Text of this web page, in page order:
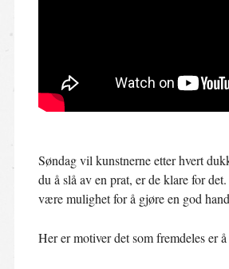
Søndag vil kunstnerne etter hvert
du å slå av en prat, er de klare for
være mulighet for å gjøre en god
Her er motiver det som fremdeles er